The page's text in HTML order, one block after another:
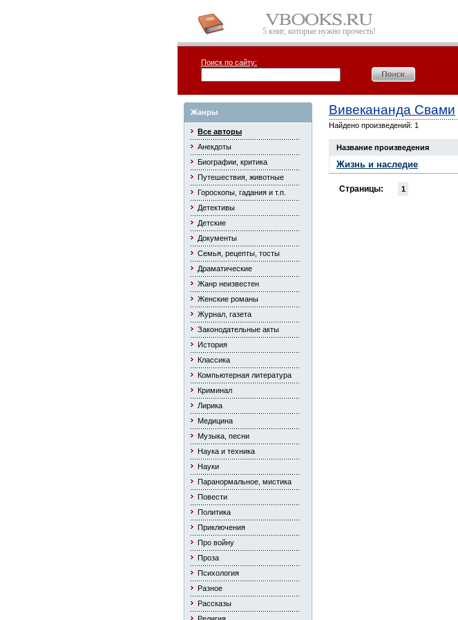
5 книг, которые нужно прочесть!
Поиск по сайту:
Жанры
Все авторы
Анекдоты
Биографии, критика
Путешествия, животные
Гороскопы, гадания и т.п.
Детективы
Детские
Документы
Семья, рецепты, тосты
Драматические
Жанр неизвестен
Женские романы
Журнал, газета
Законодательные акты
История
Классика
Компьютерная литература
Криминал
Лирика
Медицина
Музыка, песни
Наука и техника
Науки
Паранормальное, мистика
Повести
Политика
Приключения
Про войну
Проза
Психология
Разное
Рассказы
Вивекананда Свами
Найдено произведений: 1
Название произведения
Жизнь и наследие
Страницы: 1